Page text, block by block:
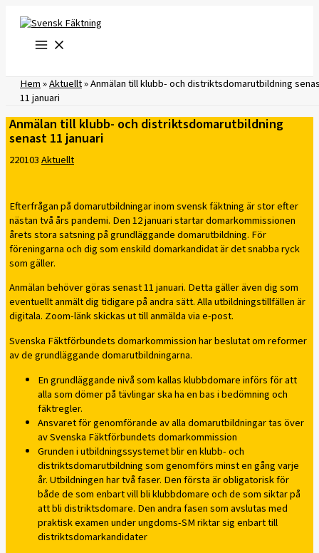
innehåll
Hem»Aktuellt»Anmälan till klubb- och distriktsdomarutbildning
11 januari
Anmälan till klubb- och distriktsdomarutbildning
senast 11 januari
220103Aktuellt
Efterfrågan på domarutbildningar inom svensk fäktning är stor efter
nästan två års pandemi. Den 12 januari startar domarkommissionen
årets stora satsning på grundläggande domarutbildning. För
föreningarna och dig som enskild domarkandidat är det snabba ryck
som gäller.
Anmälan behöver göras senast 11 januari. Detta gäller även dig som
eventuellt anmält dig tidigare på andra sätt. Alla utbildningstillfällen är
digitala. Zoom-länk skickas ut till anmälda via e-post.
Svenska Fäktförbundets domarkommission har beslutat om reformer
av de grundläggande domarutbildningarna.
En grundläggande nivå som kallas klubbdomare införs för att
alla som dömer på tävlingar ska ha en bas i bedömning och
fäktregler.
Ansvaret för genomförande av alla domarutbildningar tas över
av Svenska Fäktförbundets domarkommission
Grunden i utbildningssystemet blir en klubb- och
distriktsdomarutbildning som genomförs minst en gång varje
år. Utbildningen har två faser. Den första är obligatorisk för
både de som enbart vill bli klubbdomare och de som siktar på
att bli distriktsdomare. Den andra fasen som avslutas med
praktisk examen under ungdoms-SM riktar sig enbart till
distriktsdomarkandidater